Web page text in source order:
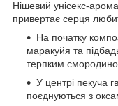
Нішевий унісекс-
привертає серця
На початку
маракуйя та
терпким
У центрі пекуча
поєднуються з